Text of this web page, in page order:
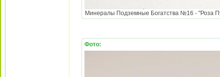
Минералы Подземные Богатства №16 - "Роза
Фото: